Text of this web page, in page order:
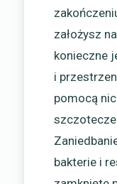
założysz
konieczne
i
pomocą
bakterie i